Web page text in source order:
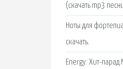
(скачать mp3
Ноты для
скачать.
Energy: Хит-парад